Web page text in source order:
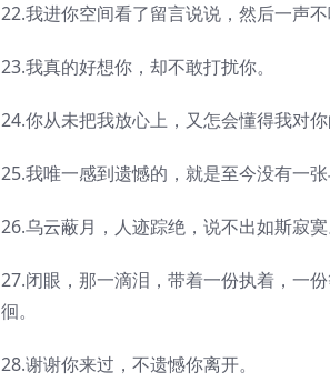
22.我进你空间看了留言说说，然后一声
23.我真的好想你，却不敢打扰你。
24.你从未把我放心上，又怎会懂得我对你
25.我唯一感到遗憾的，就是至今没有一
26.乌云蔽月，人迹踪绝，说不出如斯寂寞
27.闭眼，那一滴泪，带着一份执着，一
徊。
28.谢谢你来过，不遗憾你离开。